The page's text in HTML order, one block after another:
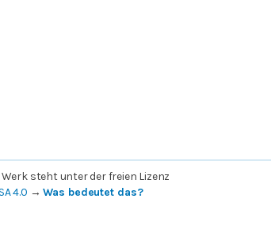
Werk steht unter der freien Lizenz
4.0 →Was bedeutet das?